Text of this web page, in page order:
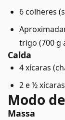
6 colheres
trigo (700 g
Calda
4 xícaras
2 e ½
Modo
Massa